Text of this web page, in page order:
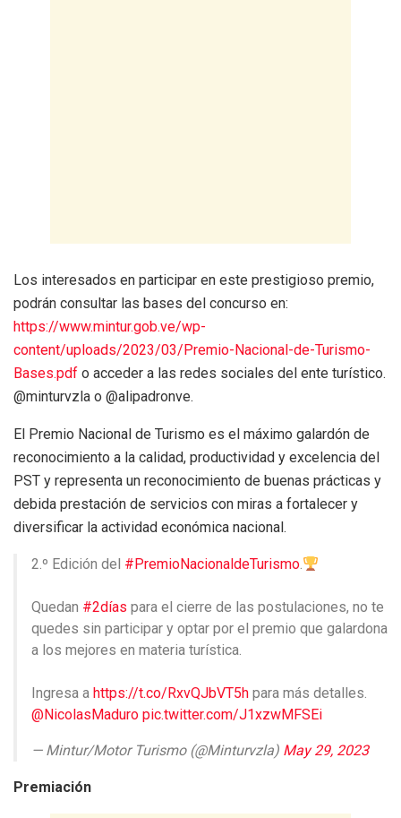
Los interesados en participar en este prestigioso premio,
podrán consultar las bases del concurso en:
https://www.mintur.gob.ve/wp-
content/uploads/2023/03/Premio-Nacional-de-Turismo-
Bases.pdf o acceder a las redes sociales del ente turístico.
@minturvzla o @alipadronve.
El Premio Nacional de Turismo es el máximo galardón de
reconocimiento a la calidad, productividad y excelencia del
PST y representa un reconocimiento de buenas prácticas y
debida prestación de servicios con miras a fortalecer y
diversificar la actividad económica nacional.
2.º Edición del #PremioNacionaldeTurismo.
Quedan #2días para el cierre de las postulaciones, no te
quedes sin participar y optar por el premio que galardona
a los mejores en materia turística.
Ingresa a https://t.co/RxvQJbVT5h para más detalles.
@NicolasMaduro pic.twitter.com/J1xzwMFSEi
— Mintur/Motor Turismo (@Minturvzla) May 29, 2023
Premiación